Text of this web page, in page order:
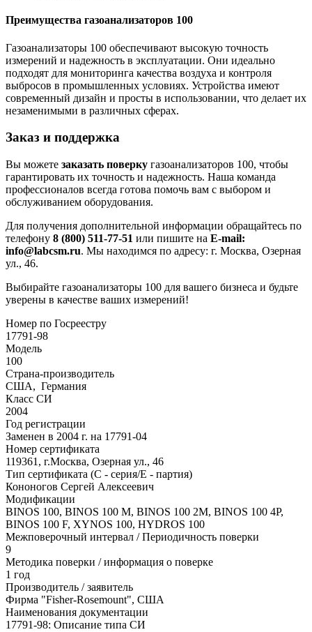
Преимущества газоанализаторов 100
Газоанализаторы 100 обеспечивают высокую точность
измерений и надежность в эксплуатации. Они идеально
подходят для мониторинга качества воздуха и контроля
выбросов в промышленных условиях. Устройства имеют
современный дизайн и просты в использовании, что делает их
незаменимыми в различных сферах.
Заказ и поддержка
Вы можете заказать поверку газоанализаторов 100, чтобы
гарантировать их точность и надежность. Наша команда
профессионалов всегда готова помочь вам с выбором и
обслуживанием оборудования.
Для получения дополнительной информации обращайтесь по
телефону 8 (800) 511-77-51 или пишите на E-mail:
info@labcsm.ru. Мы находимся по адресу: г. Москва, Озерная
ул., 46.
Выбирайте газоанализаторы 100 для вашего бизнеса и будьте
уверены в качестве ваших измерений!
Номер по Госреестру
17791-98
Модель
100
Страна-производитель
США, Германия
Класс СИ
2004
Год регистрации
Заменен в 2004 г. на 17791-04
Номер сертификата
119361, г.Москва, Озерная ул., 46
Тип сертификата (C - серия/E - партия)
Кононогов Сергей Алексеевич
Модификации
BINOS 100, BINOS 100 M, BINOS 100 2M, BINOS 100 4P,
BINOS 100 F, XYNOS 100, HYDROS 100
Межповерочный интервал / Периодичность поверки
9
Методика поверки / информация о поверке
1 год
Производитель / заявитель
Фирма "Fisher-Rosemount", США
Наименования документации
17791-98: Описание типа СИ